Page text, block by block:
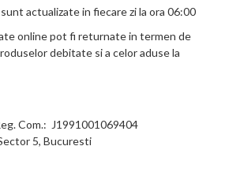
actualizate in fiecare zi la ora 06:00
online pot fi returnate in termen de
debitate si a celor aduse la
Com.: J1991001069404
5, Bucuresti